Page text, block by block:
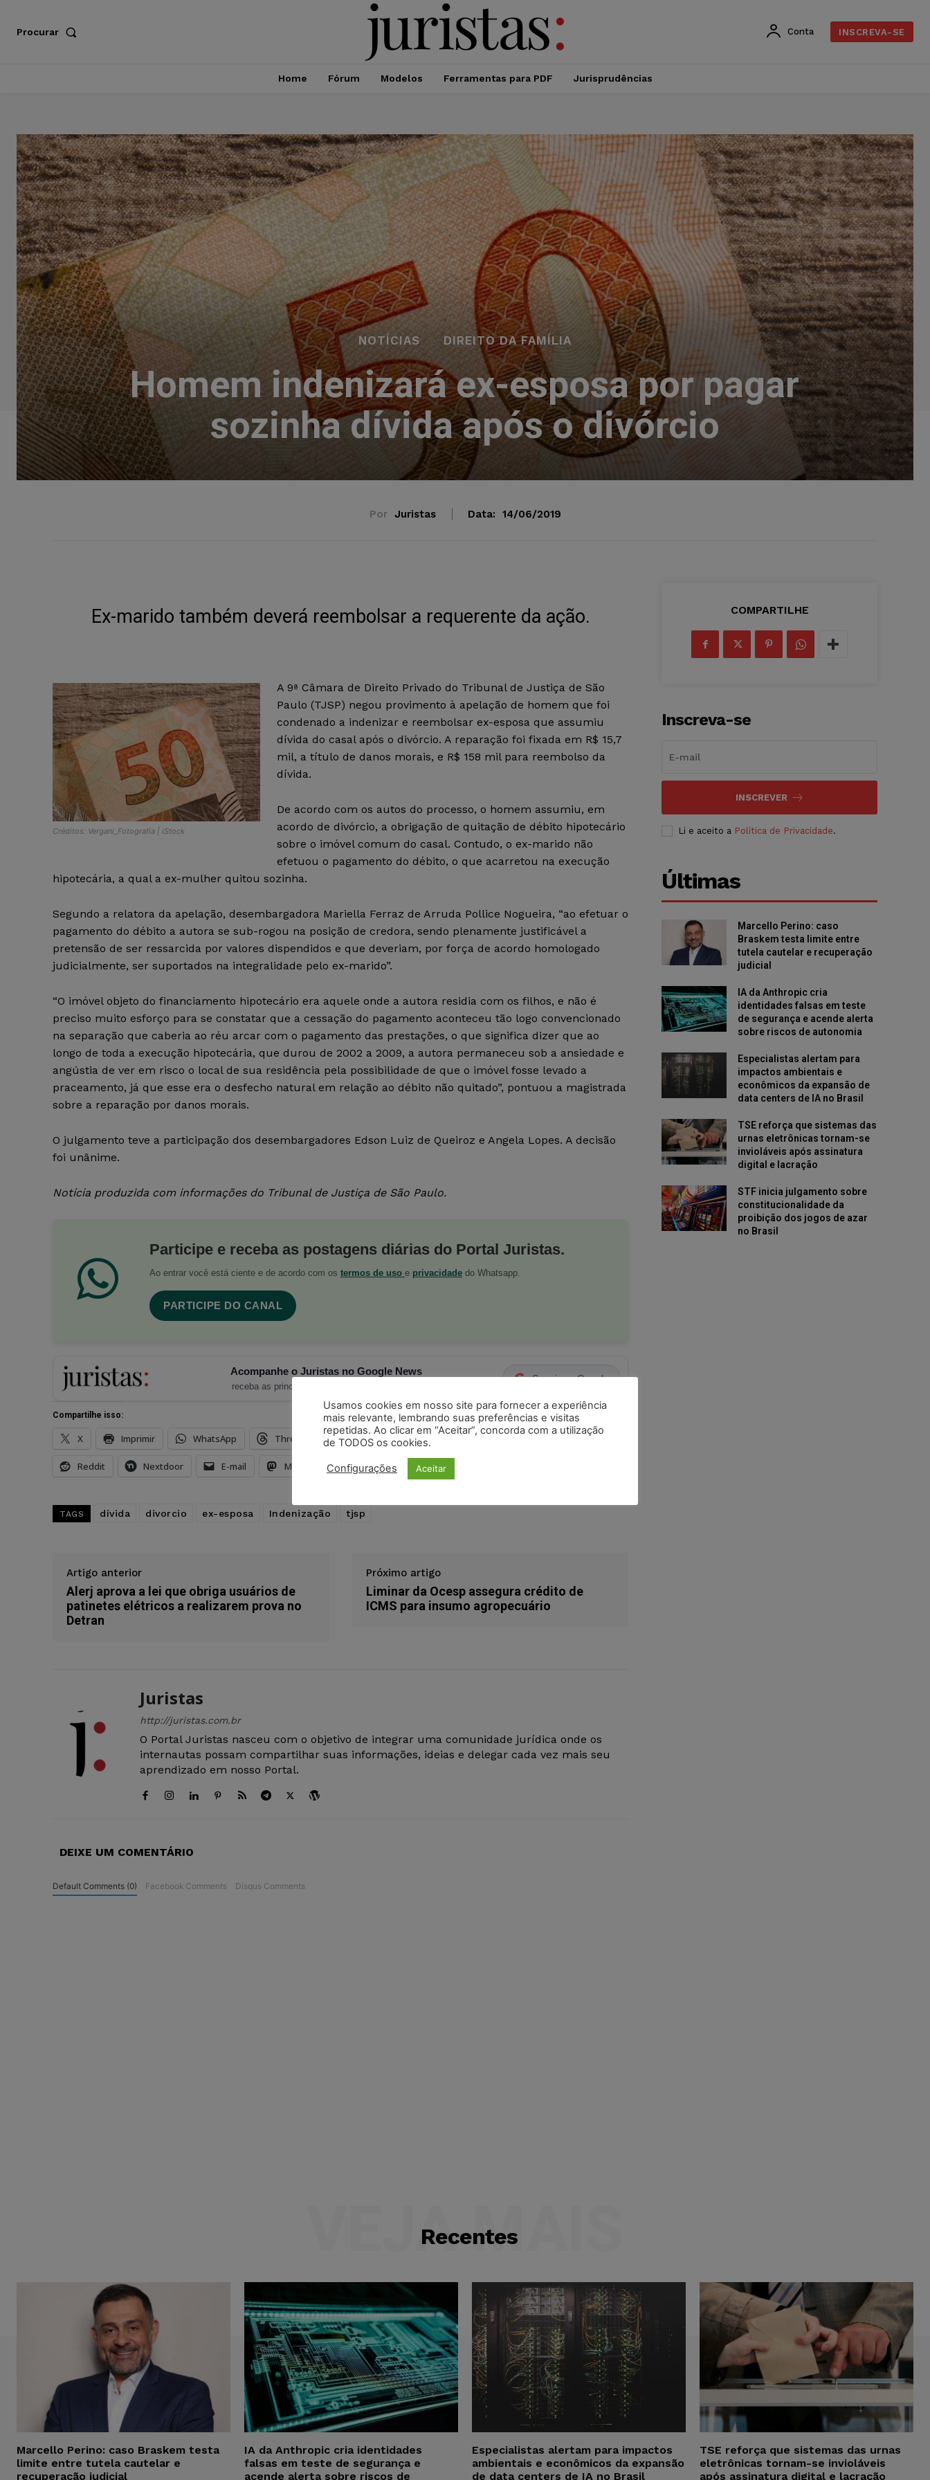
Procurar Conta INSCREVA-SE
Home Fórum Modelos Ferramentas para PDF Jurisprudências
NOTÍCIAS DIREITO DA FAMÍLIA
Homem indenizará ex-esposa por pagar
sozinha dívida após o divórcio
Por Juristas Data: 14/06/2019
Ex-marido também deverá reembolsar a requerente da ação.
Créditos: Vergani_Fotografia | iStock
A 9ª Câmara de Direito Privado do Tribunal de Justiça de São
Paulo (TJSP) negou provimento à apelação de homem que foi
condenado a indenizar e reembolsar ex-esposa que assumiu
dívida do casal após o divórcio. A reparação foi fixada em R$ 15,7
mil, a título de danos morais, e R$ 158 mil para reembolso da
dívida.
De acordo com os autos do processo, o homem assumiu, em
acordo de divórcio, a obrigação de quitação de débito hipotecário
sobre o imóvel comum do casal. Contudo, o ex-marido não
efetuou o pagamento do débito, o que acarretou na execução
hipotecária, a qual a ex-mulher quitou sozinha.
Segundo a relatora da apelação, desembargadora Mariella Ferraz de Arruda Pollice Nogueira, “ao efetuar o
pagamento do débito a autora se sub-rogou na posição de credora, sendo plenamente justificável a
pretensão de ser ressarcida por valores dispendidos e que deveriam, por força de acordo homologado
judicialmente, ser suportados na integralidade pelo ex-marido”.
“O imóvel objeto do financiamento hipotecário era aquele onde a autora residia com os filhos, e não é
preciso muito esforço para se constatar que a cessação do pagamento aconteceu tão logo convencionado
na separação que caberia ao réu arcar com o pagamento das prestações, o que significa dizer que ao
longo de toda a execução hipotecária, que durou de 2002 a 2009, a autora permaneceu sob a ansiedade e
angústia de ver em risco o local de sua residência pela possibilidade de que o imóvel fosse levado a
praceamento, já que esse era o desfecho natural em relação ao débito não quitado”, pontuou a magistrada
sobre a reparação por danos morais.
O julgamento teve a participação dos desembargadores Edson Luiz de Queiroz e Angela Lopes. A decisão
foi unânime.
Notícia produzida com informações do Tribunal de Justiça de São Paulo.
Participe e receba as postagens diárias do Portal Juristas.
Ao entrar você está ciente e de acordo com os termos de uso e privacidade do Whatsapp.
PARTICIPE DO CANAL
Acompanhe o Juristas no Google News
receba as principais notícias jurídicas do Brasil
Seguir no Google
Compartilhe isso:
X Imprimir WhatsApp Threads Facebook Telegram Pinterest Tumblr
Reddit Nextdoor E-mail Mastodon LinkedIn
TAGS dívida divorcio ex-esposa Indenização tjsp
Artigo anterior
Alerj aprova a lei que obriga usuários de
patinetes elétricos a realizarem prova no
Detran
Próximo artigo
Liminar da Ocesp assegura crédito de
ICMS para insumo agropecuário
Juristas
http://juristas.com.br
O Portal Juristas nasceu com o objetivo de integrar uma comunidade jurídica onde os
internautas possam compartilhar suas informações, ideias e delegar cada vez mais seu
aprendizado em nosso Portal.
DEIXE UM COMENTÁRIO
Default Comments (0) Facebook Comments Disqus Comments
COMPARTILHE
Inscreva-se
INSCREVER
Li e aceito a Política de Privacidade.
Últimas
Marcello Perino: caso
Braskem testa limite entre
tutela cautelar e recuperação
judicial
IA da Anthropic cria
identidades falsas em teste
de segurança e acende alerta
sobre riscos de autonomia
Especialistas alertam para
impactos ambientais e
econômicos da expansão de
data centers de IA no Brasil
TSE reforça que sistemas das
urnas eletrônicas tornam-se
invioláveis após assinatura
digital e lacração
STF inicia julgamento sobre
constitucionalidade da
proibição dos jogos de azar
no Brasil
Recentes
VEJA MAIS
Marcello Perino: caso Braskem testa
limite entre tutela cautelar e
recuperação judicial
IA da Anthropic cria identidades
falsas em teste de segurança e
acende alerta sobre riscos de
Especialistas alertam para impactos
ambientais e econômicos da expansão
de data centers de IA no Brasil
TSE reforça que sistemas das urnas
eletrônicas tornam-se invioláveis
após assinatura digital e lacração
Usamos cookies em nosso site para fornecer a experiência
mais relevante, lembrando suas preferências e visitas
repetidas. Ao clicar em “Aceitar”, concorda com a utilização
de TODOS os cookies.
Configurações Aceitar